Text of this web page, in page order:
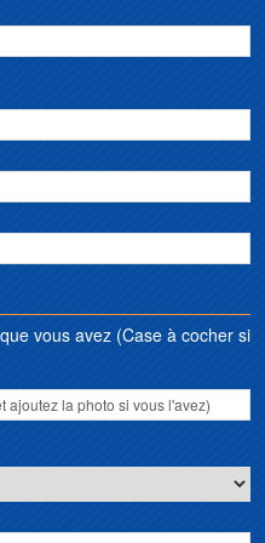
vous avez (Case à cocher si